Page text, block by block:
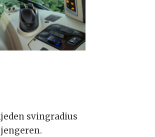
svingradius